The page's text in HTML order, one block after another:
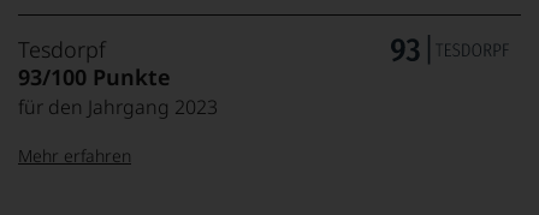
Tesdorpf
93/100 Punkte
für den Jahrgang 2023
Mehr erfahren